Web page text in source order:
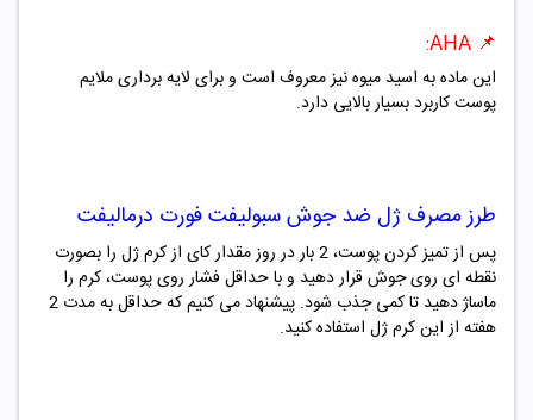
📌 AHA:
این ماده به اسید میوه نیز معروف است و برای لایه برداری ملایم
پوست کاربرد بسیار بالایی دارد.
طرز مصرف ژل ضد جوش سبولیفت فورت درمالیفت
پس از تمیز کردن پوست، 2 بار در روز مقدار کای از کرم ژل را بصورت
نقطه ای روی جوش قرار دهید و با حداقل فشار روی پوست، کرم را
ماساژ دهید تا کمی جذب شود. پیشنهاد می کنیم که حداقل به مدت 2
هفته از این کرم ژل استفاده کنید.